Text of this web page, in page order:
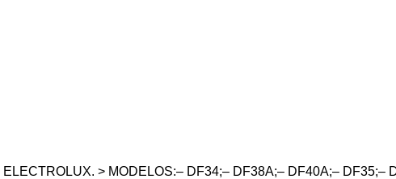
> MODELOS:– DF34;– DF38A;– DF40A;– DF35;–